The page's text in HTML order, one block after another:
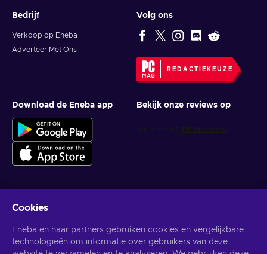
Bedrijf
Verkoop op Eneba
Adverteer Met Ons
Volg ons
REDACTIEKEUZE
Download de Eneba app Bekijk onze reviews op
Krijg gepersonaliseerde gameaanbiedingen
Abonneer
Cookies
Eneba en haar partners gebruiken cookies en vergelijkbare
technologieën om informatie over gebruikers van deze